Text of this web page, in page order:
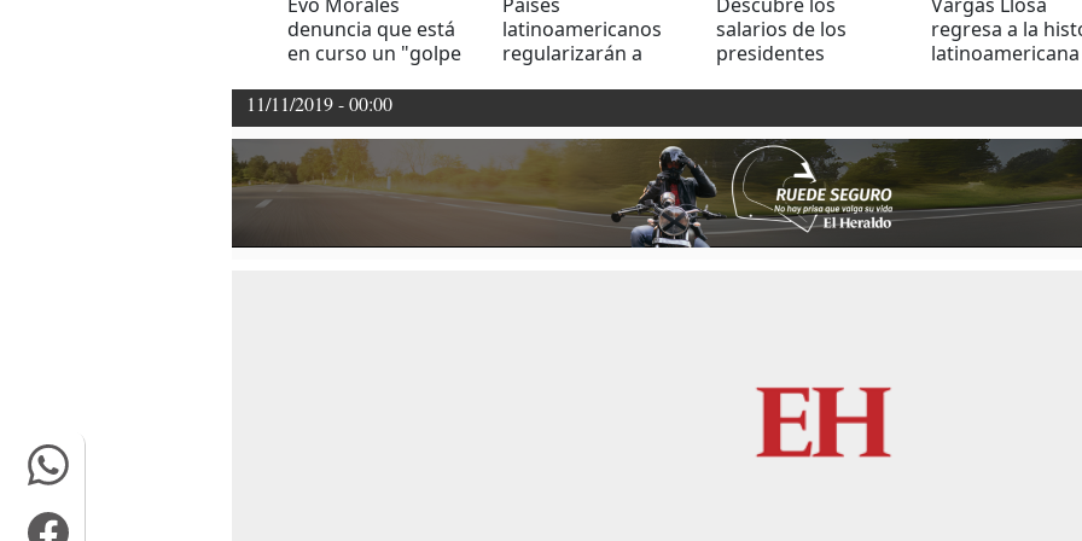
denuncia que está
en curso un "golpe
Bolivia
latinoamericanos
regularizarán a
salarios de los
presidentes
regresa a la
11/11/2019 - 00:00